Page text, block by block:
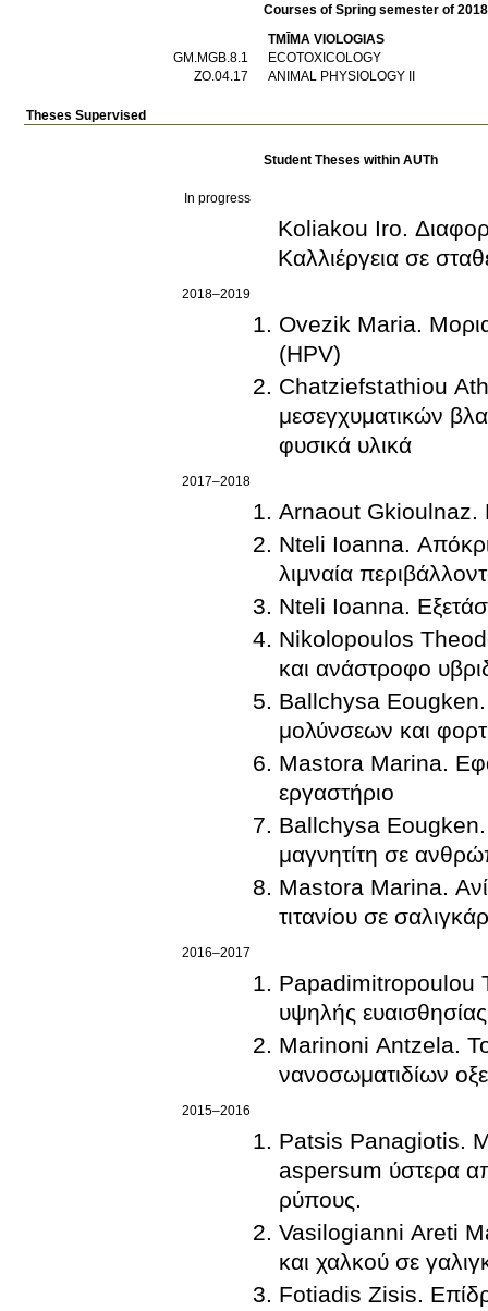
Courses of Spring semester of
TMĪMA VIOLOGIAS
GM.MGB.8.1
ECOTOXICOLOGY
ZO.04.17
ANIMAL PHYSIOLOGY IΙ
Theses Supervised
Student Theses within AUTh
In progress
Koliakou Iro.
Καλλιέργεια σε
2018–2019
Ovezik Maria.
(HPV)
Chatziefstathiou
μεσεγχυματικών
φυσικά υλικά
2017–2018
Arnaout Gkioulnaz.
Nteli Ioanna.
λιμναία
Nteli Ioanna.
Nikolopoulos
και ανάστροφο
Ballchysa Eougken.
μολύνσεων και
Mastora Marina.
εργαστήριο
Ballchysa Eougken.
μαγνητίτη σε
Mastora Marina.
τιτανίου σε
2016–2017
Papadimitropoulou
υψηλής
Marinoni Antzela.
νανοσωματιδίων
2015–2016
Patsis Panagiotis.
aspersum ύστερα
ρύπους.
Vasilogianni Areti
και χαλκού σε
Fotiadis Zisis.